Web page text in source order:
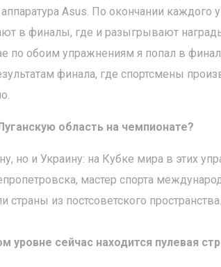
аппаратура Asus. По окончании
в финалы, где и разыгрывают
по обоим упражнениям я попал в
финала, где спортсмены
область на чемпионате?
но и Украину: на Кубке мира в этих
мастер спорта
страны из постсоветского
уровне сейчас находится пулевая